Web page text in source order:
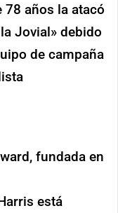
años la atacó
Jovial» debido
de campaña
fundada en
está